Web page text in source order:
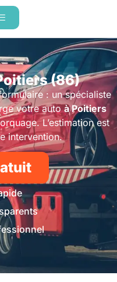
(86)
: un spécialiste
votre autoà Poitiers
L’estimation est
intervention.